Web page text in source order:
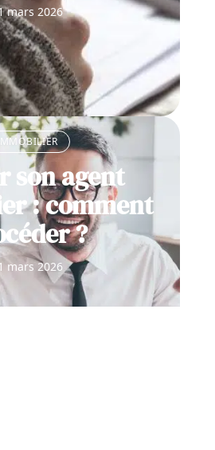
mars 2026
son agent
: comment
?
mars 2026